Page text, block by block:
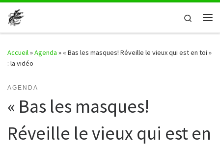
Passer au contenu
Search
Accueil»Agenda » « Bas les masques! Réveille le vieux qui est en toi »
: la vidéo
AGENDA
« Bas les masques!
Réveille le vieux qui est en